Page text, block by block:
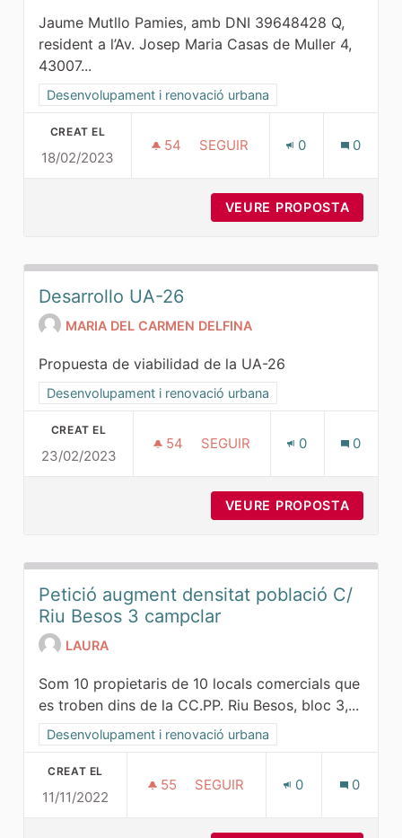
Jaume Mutllo Pamies, amb DNI 39648428 Q,
resident a l’Av. Josep Maria Casas de Muller 4,
43007...
Resultats al filtrar per la categoria: Desenvolupament i
Desenvolupament i renovació urbana
CREAT EL
18/02/2023
54 54 SEGUIDORES
SEGUIR 0 0
VEURE PROPOSTA
Desarrollo UA-26
MARIA DEL CARMEN DELFINA
Propuesta de viabilidad de la UA-26
Resultats al filtrar per la categoria: Desenvolupament i
Desenvolupament i renovació urbana
CREAT EL
23/02/2023
54 54 SEGUIDORES
SEGUIR 0 0
VEURE PROPOSTA
Petició augment densitat població C/
Riu Besos 3 campclar
LAURA
Som 10 propietaris de 10 locals comercials que
es troben dins de la CC.PP. Riu Besos, bloc 3,...
Resultats al filtrar per la categoria: Desenvolupament i
Desenvolupament i renovació urbana
CREAT EL
11/11/2022
55 55 SEGUIDORES
SEGUIR 0 0